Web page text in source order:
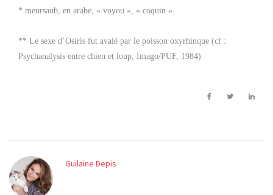
* meursaub, en arabe, « voyou », « coquin ».
** Le sexe d’Osiris fut avalé par le poisson oxyrhinque (cf :
Psychanalysis entre chien et loup, Imago/PUF, 1984)
Guilaine Depis